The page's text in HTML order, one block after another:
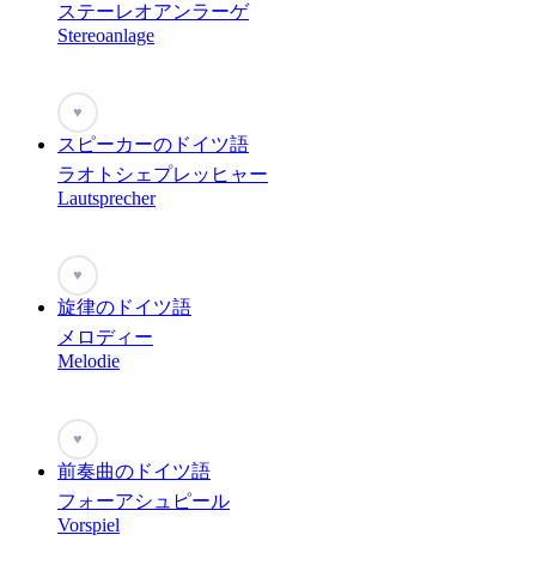
ステーレオアンラーゲ
Stereoanlage
♥
スピーカーのドイツ語
ラオトシェプレッヒャー
Lautsprecher
♥
旋律のドイツ語
メロディー
Melodie
♥
前奏曲のドイツ語
フォーアシュピール
Vorspiel